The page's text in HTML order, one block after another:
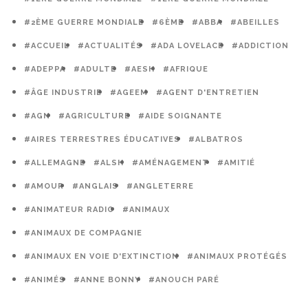
#2ÈME GUERRE MONDIALE #6ÈME #ABBA #ABEILLES
#ACCUEIL #ACTUALITÉS #ADA LOVELACE #ADDICTION
#ADEPPA #ADULTE #AESH #AFRIQUE
#ÂGE INDUSTRIE #AGEEM #AGENT D'ENTRETIEN
#AGN #AGRICULTURE #AIDE SOIGNANTE
#AIRES TERRESTRES ÉDUCATIVES #ALBATROS
#ALLEMAGNE #ALSH #AMÉNAGEMENT #AMITIÉ
#AMOUR #ANGLAIS #ANGLETERRE
#ANIMATEUR RADIO #ANIMAUX
#ANIMAUX DE COMPAGNIE
#ANIMAUX EN VOIE D'EXTINCTION #ANIMAUX PROTÉGÉS
#ANIMÉS #ANNE BONNY #ANOUCH PARÉ